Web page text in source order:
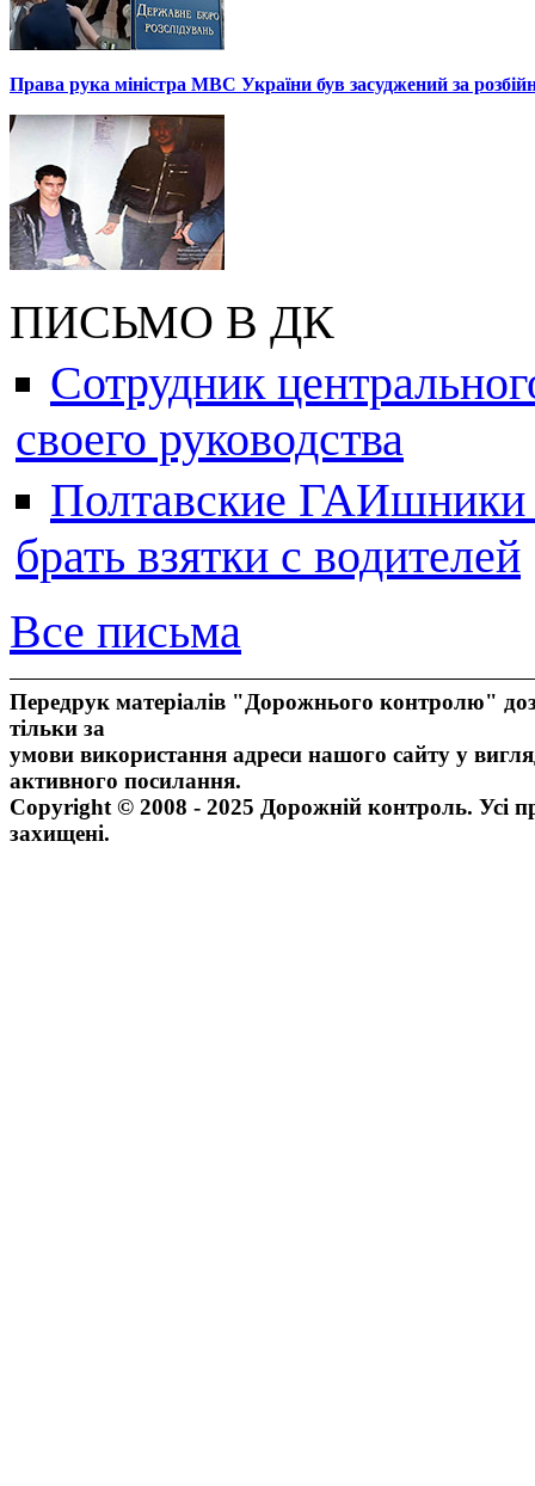
Права рука міністра МВС України був засуджений за
ПИСЬМО В ДК
Сотрудник
своего руководства
Полтавские ГАИшники
брать взятки с водителей
Все письма
Передрук матеріалів "Дорожнього контролю"
тільки за
умови використання адреси нашого сайту у
активного посилання.
Copyright © 2008 - 2025 Дорожній контроль. Усі
захищені.